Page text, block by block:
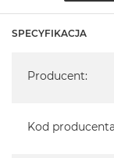
SPECYFIKACJA
Producent:
Kod producenta